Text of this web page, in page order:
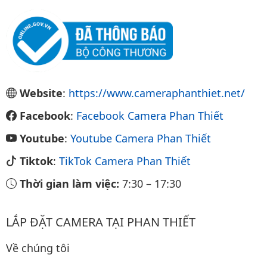
Website: https://www.cameraphanthiet.net/
Facebook: Facebook Camera Phan Thiết
Youtube: Youtube Camera Phan Thiết
Tiktok: TikTok Camera Phan Thiết
Thời gian làm việc: 7:30 – 17:30
LẮP ĐẶT CAMERA TẠI PHAN THIẾT
Về chúng tôi